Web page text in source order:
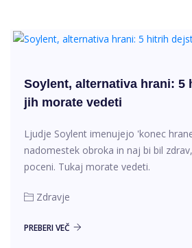
Soylent, alternativa hrani: 5
jih morate vedeti
Ljudje Soylent imenujejo 'konec
nadomestek obroka in naj bi bil
poceni. Tukaj morate vedeti.
Zdravje
PREBERI VEČ